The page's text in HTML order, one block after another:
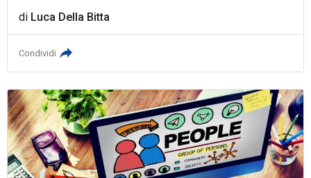
di Luca Della Bitta
Condividi